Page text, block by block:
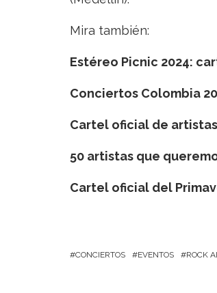
Mira también:
Estéreo Picnic 2024:
Conciertos Colombia
Cartel oficial de
50 artistas que
Cartel oficial del
CONCIERTOS EVENTOS ROCK